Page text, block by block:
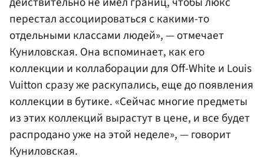
перестал ассоциироваться с какими-то
отдельными классами людей», — отмечает
Куниловская. Она вспоминает, как его
коллекции и коллаборации для Off-White и Louis
Vuitton сразу же раскупались, еще до появления
коллекции в бутике. «Сейчас многие предметы
из этих коллекций вырастут в цене, и все будет
распродано уже на этой неделе», — говорит
Куниловская.